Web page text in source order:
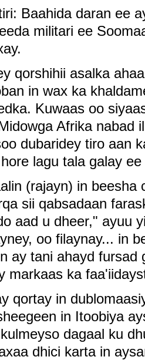
Baahida daran ee
militari ee
qorshihii asalka
in wax ka
Kuwaas oo
Afrika nabad
dubaridey tiro aan
lagu tala galay
(rajayn) in beesha
sii qabsadaan
aad u dheer," ayuu
oo filaynay... in
ay tani ahayd fursad
markaas ka
qortay in
in Itoobiya
dagaal ku
dhici karta in